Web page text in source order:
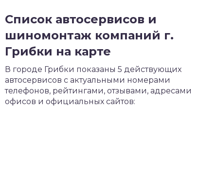
Список автосервисов и
шиномонтаж компаний г.
Грибки на карте
В городе Грибки показаны 5 действующих
автосервисов с актуальными номерами
телефонов, рейтингами, отзывами, адресами
офисов и официальных сайтов: